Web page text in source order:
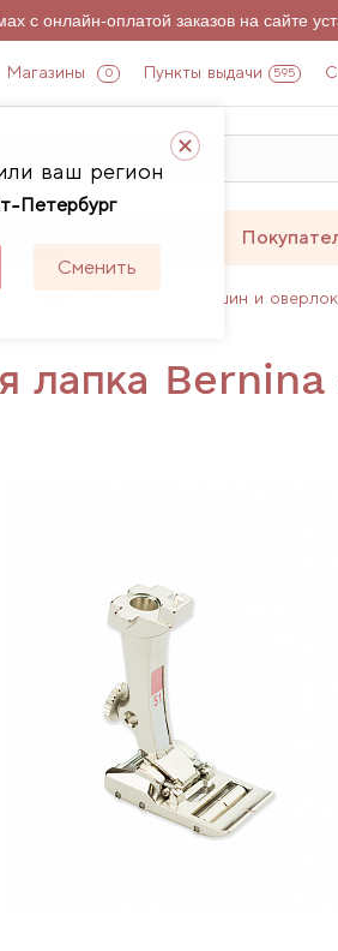
с онлайн-оплатой заказов на сайте
Магазины 0 Пункты выдачи 595
ваш регион
Петербург
Сменить
для швейных машин и
лапка Bernina